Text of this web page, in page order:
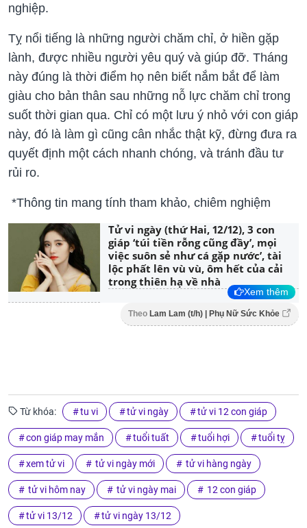
nghiệp.
Tỵ nổi tiếng là những người chăm chỉ, ở hiền gặp
lành, được nhiều người yêu quý và giúp đỡ. Tháng
này đúng là thời điểm họ nên biết nắm bắt để làm
giàu cho bản thân sau những nỗ lực chăm chỉ trong
suốt thời gian qua. Chỉ có một lưu ý nhỏ với con giáp
này, đó là làm gì cũng cân nhắc thật kỹ, đừng đưa ra
quyết định một cách nhanh chóng, và tránh đầu tư
rủi ro.
*Thông tin mang tính tham khảo, chiêm nghiệm
Tử vi ngày (thứ Hai, 12/12), 3 con
giáp ‘túi tiền rỗng cũng đầy’, mọi
việc suôn sẻ như cá gặp nước’, tài
lộc phất lên vù vù, ôm hết của cải
trong thiên hạ về nhà
Xem thêm
Theo Lam Lam (t/h) | Phụ Nữ Sức Khỏe
Từ khóa: tu vi tử vi ngày tử vi 12 con giáp
con giáp may mắn tuổi tuất tuổi hợi tuổi tỵ
xem tử vi tử vi ngày mới tử vi hàng ngày
tử vi hôm nay tử vi ngày mai 12 con giáp
tử vi 13/12 tử vi ngày 13/12